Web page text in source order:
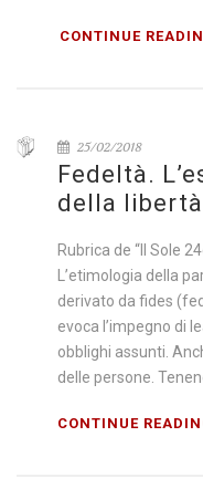
CONTINUE
25/02/2018
Fedeltà.
della libertà
Rubrica de “Il Sole
L’etimologia della
derivato da fides
evoca l’impegno di
obblighi assunti.
delle persone.
CONTINUE